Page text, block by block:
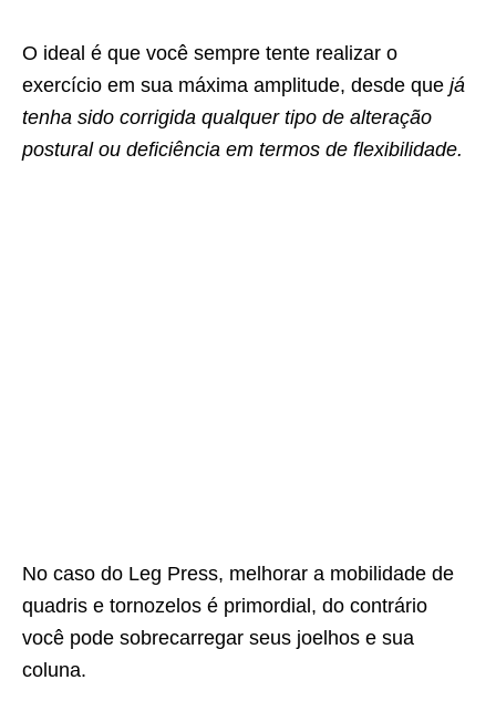
O ideal é que você sempre tente realizar o
exercício em sua máxima amplitude, desde que já
tenha sido corrigida qualquer tipo de alteração
postural ou deficiência em termos de flexibilidade.
No caso do Leg Press, melhorar a mobilidade de
quadris e tornozelos é primordial, do contrário
você pode sobrecarregar seus joelhos e sua
coluna.